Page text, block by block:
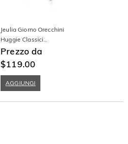
Jeulia Giorno Orecchini
Huggie Classici
Personalizzati
Prezzo da
$119.00
AGGIUNGI